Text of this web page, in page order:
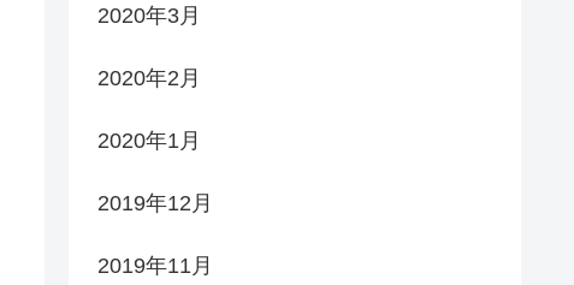
2020年3月
2020年2月
2020年1月
2019年12月
2019年11月